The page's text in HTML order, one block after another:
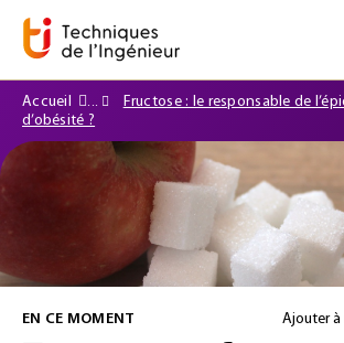
Accueil
Fructose : le responsable de
d’obésité ?
EN CE MOMENT Ajouter